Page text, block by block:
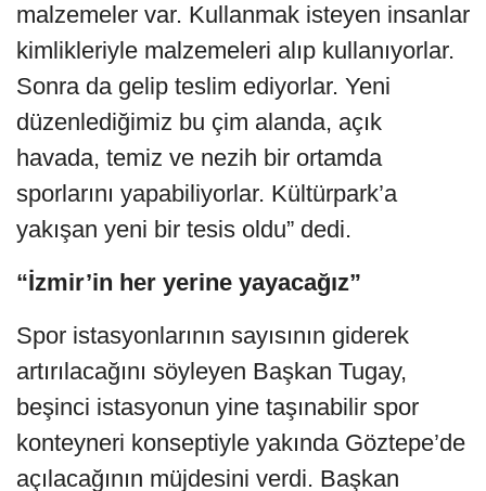
malzemeler var. Kullanmak isteyen insanlar
kimlikleriyle malzemeleri alıp kullanıyorlar.
Sonra da gelip teslim ediyorlar. Yeni
düzenlediğimiz bu çim alanda, açık
havada, temiz ve nezih bir ortamda
sporlarını yapabiliyorlar. Kültürpark’a
yakışan yeni bir tesis oldu” dedi.
“İzmir’in her yerine yayacağız”
Spor istasyonlarının sayısının giderek
artırılacağını söyleyen Başkan Tugay,
beşinci istasyonun yine taşınabilir spor
konteyneri konseptiyle yakında Göztepe’de
açılacağının müjdesini verdi. Başkan